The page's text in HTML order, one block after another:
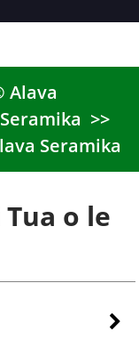
Alava
Seramika
o le